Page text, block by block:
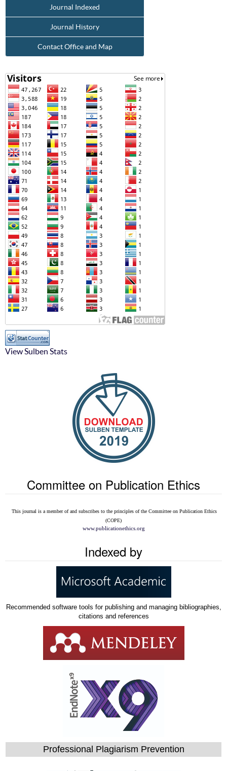
Journal Indexed
Journal History
Contact Office and Map
View Sulben Stats
Committee on Publication Ethics
This journal is a member of and subscribes to the principles of the Committee on Publication Ethics
(COPE)
www.publicationethics.org
Indexed by
Recommended software tools for publishing and managing bibliographies,
citations and references
Professional Plagiarism Prevention